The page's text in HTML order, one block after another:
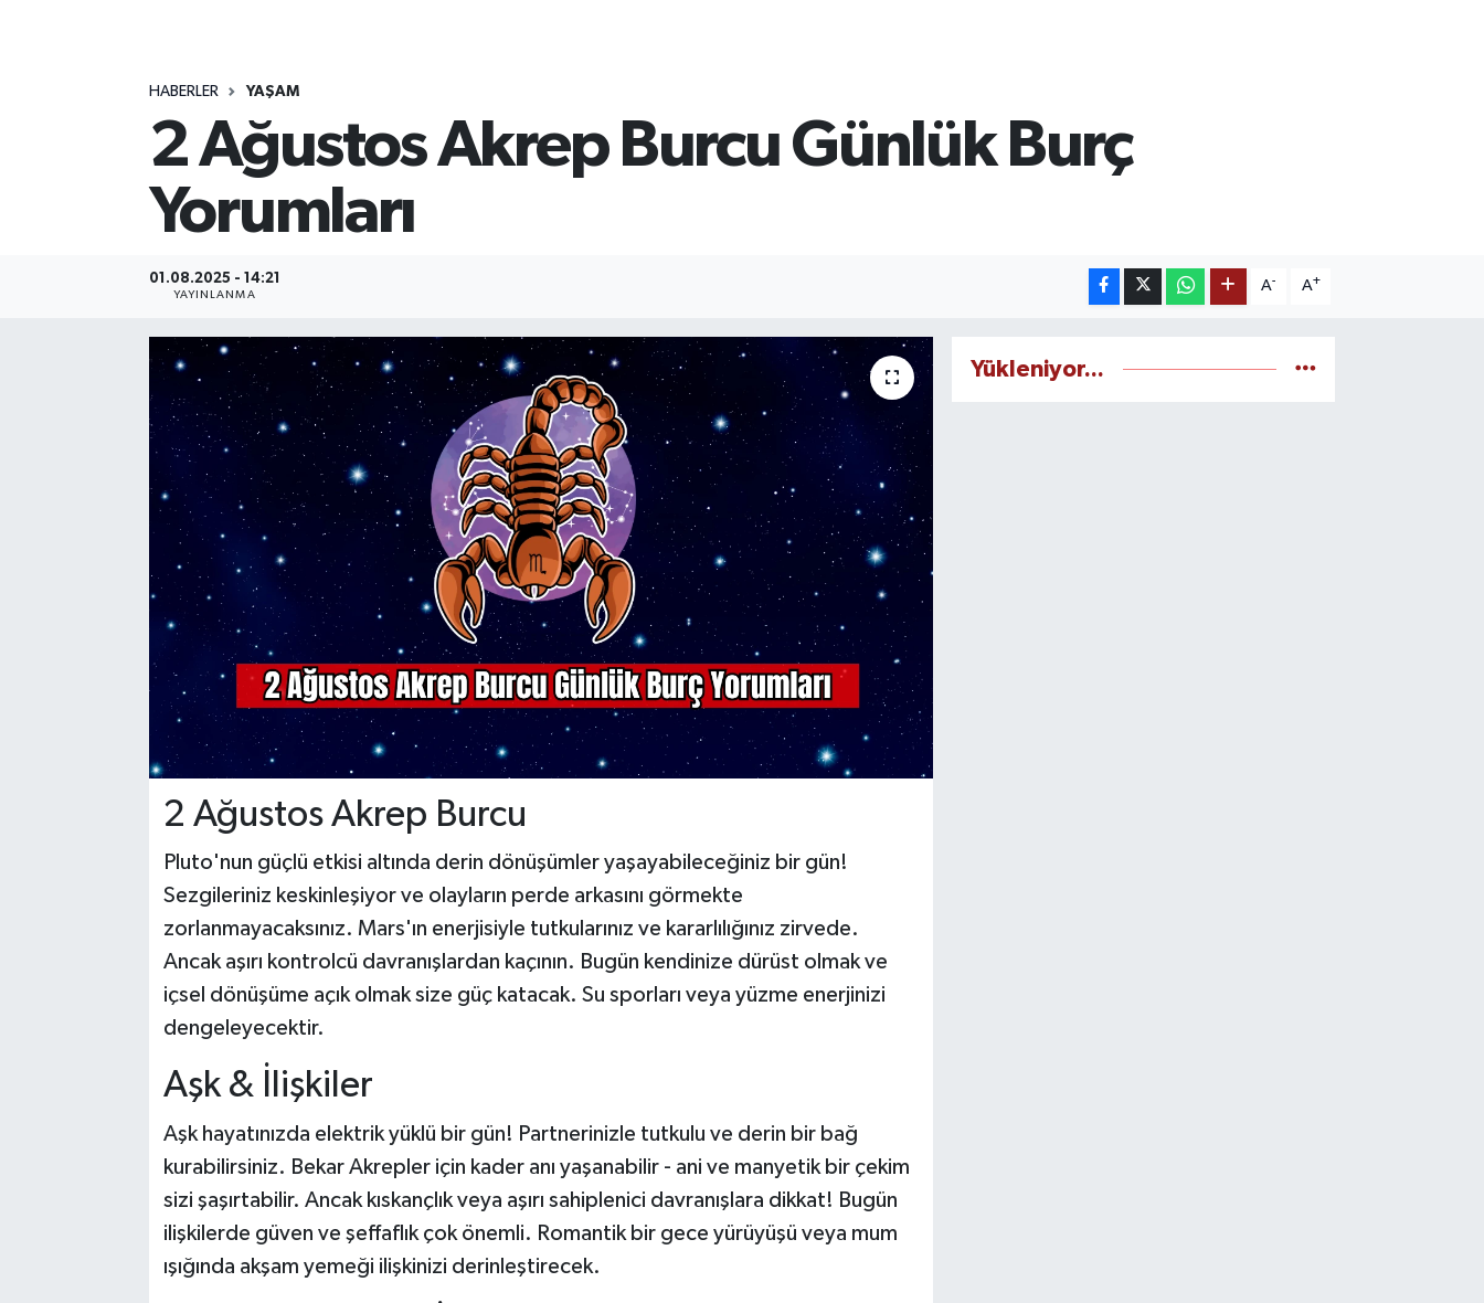
HABERLER YAŞAM
2 Ağustos Akrep Burcu Günlük Burç
Yorumları
01.08.2025 - 14:21
YAYINLANMA
A- A+
2 Ağustos Akrep Burcu
Pluto'nun güçlü etkisi altında derin dönüşümler yaşayabileceğiniz bir gün!
Sezgileriniz keskinleşiyor ve olayların perde arkasını görmekte
zorlanmayacaksınız. Mars'ın enerjisiyle tutkularınız ve kararlılığınız zirvede.
Ancak aşırı kontrolcü davranışlardan kaçının. Bugün kendinize dürüst olmak ve
içsel dönüşüme açık olmak size güç katacak. Su sporları veya yüzme enerjinizi
dengeleyecektir.
Aşk & İlişkiler
Aşk hayatınızda elektrik yüklü bir gün! Partnerinizle tutkulu ve derin bir bağ
kurabilirsiniz. Bekar Akrepler için kader anı yaşanabilir - ani ve manyetik bir çekim
sizi şaşırtabilir. Ancak kıskançlık veya aşırı sahiplenici davranışlara dikkat! Bugün
ilişkilerde güven ve şeffaflık çok önemli. Romantik bir gece yürüyüşü veya mum
ışığında akşam yemeği ilişkinizi derinleştirecek.
Yükleniyor...
ÖZEL HABER
RESMİ İLANLAR
SPONSORLU YAZI
TEKNOLOJİ